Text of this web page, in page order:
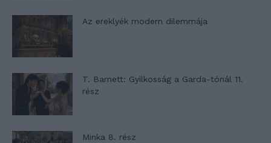
Az ereklyék modern dilemmája
T. Barnett: Gyilkosság a Garda-tónál 11.
rész
Minka 8. rész